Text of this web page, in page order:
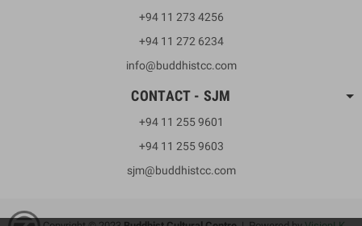
+94 11 273 4256
+94 11 272 6234
info@buddhistcc.com
CONTACT - SJM
+94 11 255 9601
+94 11 255 9603
sjm@buddhistcc.com